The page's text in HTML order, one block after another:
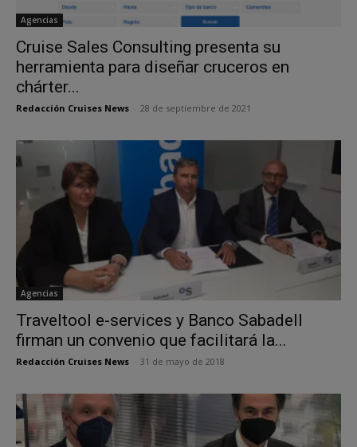
Agencias
Cruise Sales Consulting presenta su
herramienta para diseñar cruceros en
chárter...
Redacción Cruises News 28 de septiembre de 2021
Agencias
Traveltool e-services y Banco Sabadell
firman un convenio que facilitará la...
Redacción Cruises News 31 de mayo de 2018